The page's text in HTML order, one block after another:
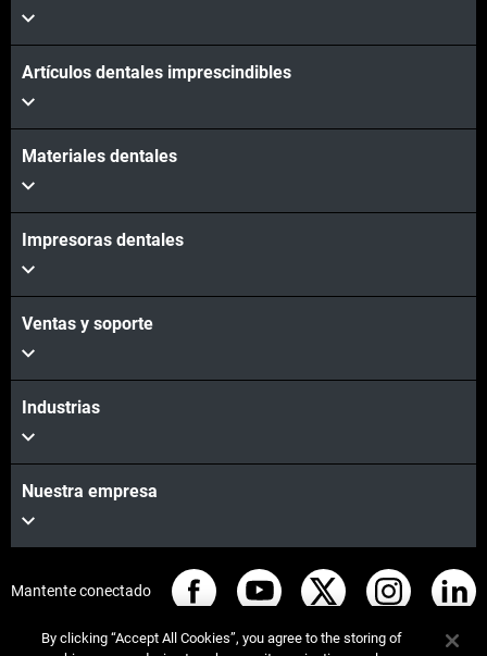
Artículos dentales imprescindibles
Materiales dentales
Impresoras dentales
Ventas y soporte
Industrias
Nuestra empresa
Mantente conectado
By clicking “Accept All Cookies”, you agree to the storing of